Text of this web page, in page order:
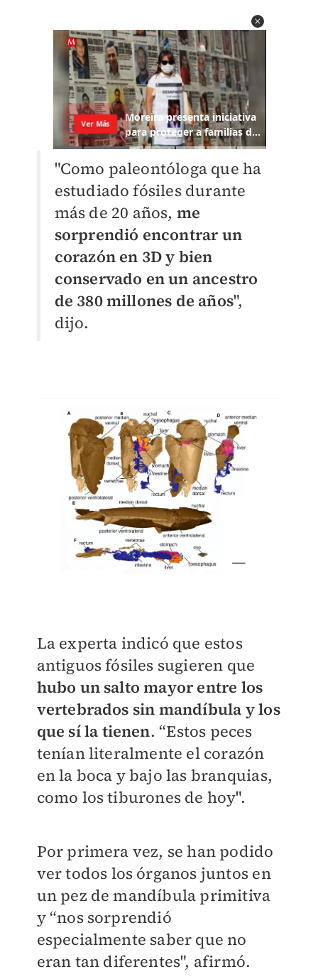
"Como paleontóloga que ha
estudiado fósiles durante
más de 20 años, me
sorprendió encontrar un
corazón en 3D y bien
conservado en un ancestro
de 380 millones de años",
dijo.
La experta indicó que estos
antiguos fósiles sugieren que
hubo un salto mayor entre los
vertebrados sin mandíbula y los
que sí la tienen. “Estos peces
tenían literalmente el corazón
en la boca y bajo las branquias,
como los tiburones de hoy".
Por primera vez, se han podido
ver todos los órganos juntos en
un pez de mandíbula primitiva
y “nos sorprendió
especialmente saber que no
eran tan diferentes", afirmó.